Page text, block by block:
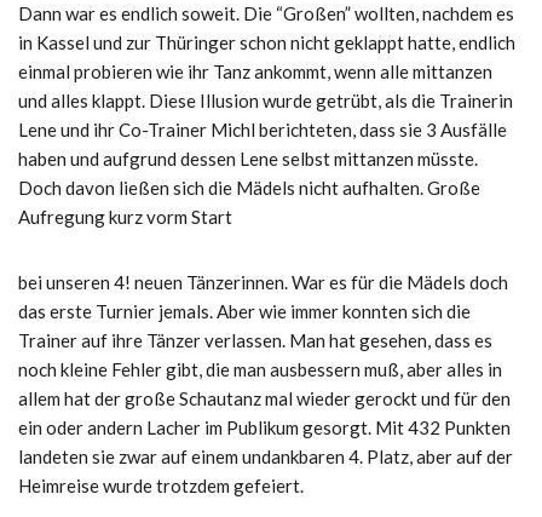
Dann war es endlich soweit. Die “Großen” wollten, nachdem es
in Kassel und zur Thüringer schon nicht geklappt hatte, endlich
einmal probieren wie ihr Tanz ankommt, wenn alle mittanzen
und alles klappt. Diese Illusion wurde getrübt, als die Trainerin
Lene und ihr Co-Trainer Michl berichteten, dass sie 3 Ausfälle
haben und aufgrund dessen Lene selbst mittanzen müsste.
Doch davon ließen sich die Mädels nicht aufhalten. Große
Aufregung kurz vorm Start
bei unseren 4! neuen Tänzerinnen. War es für die Mädels doch
das erste Turnier jemals. Aber wie immer konnten sich die
Trainer auf ihre Tänzer verlassen. Man hat gesehen, dass es
noch kleine Fehler gibt, die man ausbessern muß, aber alles in
allem hat der große Schautanz mal wieder gerockt und für den
ein oder andern Lacher im Publikum gesorgt. Mit 432 Punkten
landeten sie zwar auf einem undankbaren 4. Platz, aber auf der
Heimreise wurde trotzdem gefeiert.